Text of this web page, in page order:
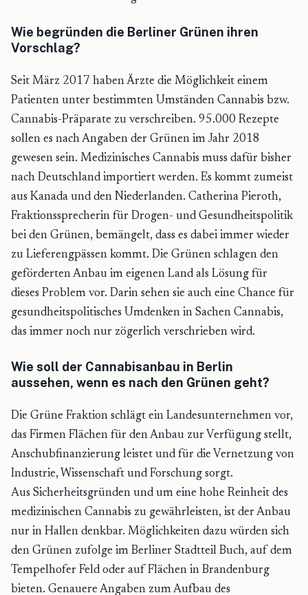
Wie begründen die Berliner Grünen ihren
Vorschlag?
Seit März 2017 haben Ärzte die Möglichkeit einem
Patienten unter bestimmten Umständen Cannabis bzw.
Cannabis-Präparate zu verschreiben. 95.000 Rezepte
sollen es nach Angaben der Grünen im Jahr 2018
gewesen sein. Medizinisches Cannabis muss dafür bisher
nach Deutschland importiert werden. Es kommt zumeist
aus Kanada und den Niederlanden. Catherina Pieroth,
Fraktionssprecherin für Drogen- und Gesundheitspolitik
bei den Grünen, bemängelt, dass es dabei immer wieder
zu Lieferengpässen kommt. Die Grünen schlagen den
geförderten Anbau im eigenen Land als Lösung für
dieses Problem vor. Darin sehen sie auch eine Chance für
gesundheitspolitisches Umdenken in Sachen Cannabis,
das immer noch nur zögerlich verschrieben wird.
Wie soll der Cannabisanbau in Berlin
aussehen, wenn es nach den Grünen geht?
Die Grüne Fraktion schlägt ein Landesunternehmen vor,
das Firmen Flächen für den Anbau zur Verfügung stellt,
Anschubfinanzierung leistet und für die Vernetzung von
Industrie, Wissenschaft und Forschung sorgt.
Aus Sicherheitsgründen und um eine hohe Reinheit des
medizinischen Cannabis zu gewährleisten, ist der Anbau
nur in Hallen denkbar. Möglichkeiten dazu würden sich
den Grünen zufolge im Berliner Stadtteil Buch, auf dem
Tempelhofer Feld oder auf Flächen in Brandenburg
bieten. Genauere Angaben zum Aufbau des